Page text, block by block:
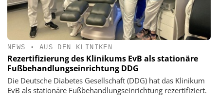
NEWS • AUS DEN KLINIKEN
Rezertifizierung des Klinikums EvB als stationäre
Fußbehandlungseinrichtung DDG
Die Deutsche Diabetes Gesellschaft (DDG) hat das Klinikum
EvB als stationäre Fußbehandlungseinrichtung rezertifiziert.